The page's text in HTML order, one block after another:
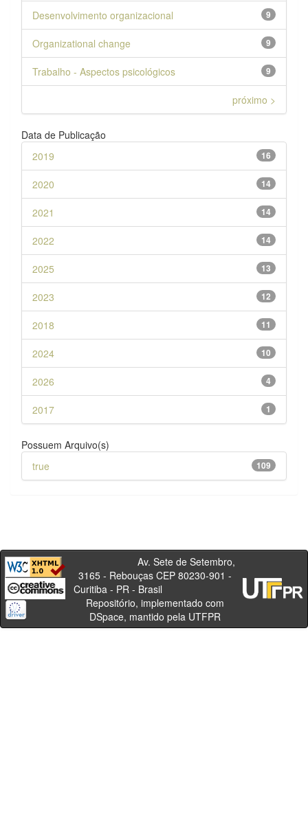
9
Desenvolvimento organizacional
9
Organizational change
9
Trabalho - Aspectos psicológicos
próximo >
Data de Publicação
16
2019
14
2020
14
2021
14
2022
13
2025
12
2023
11
2018
10
2024
4
2026
1
2017
Possuem Arquivo(s)
109
true
Av. Sete de Setembro,
3165 - Rebouças CEP 80230-901 -
Curitiba - PR - Brasil
Repositório, implementado com
DSpace, mantido pela UTFPR